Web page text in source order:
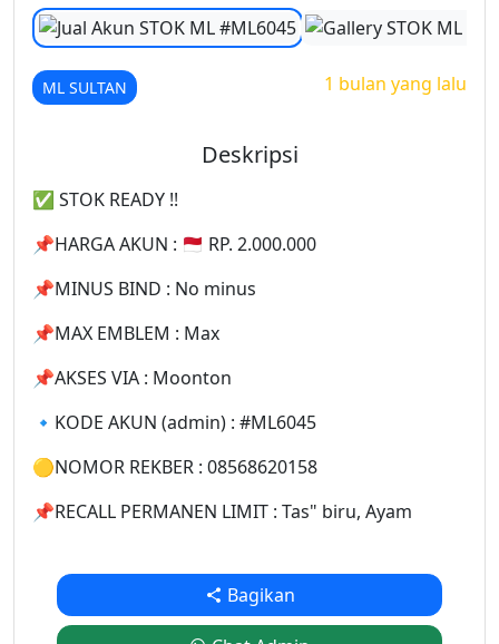
ML SULTAN 1 bulan yang lalu
Deskripsi
✅️ STOK READY !!
📌HARGA AKUN : 🇲🇨 RP. 2.000.000
📌MINUS BIND : No minus
📌MAX EMBLEM : Max
📌AKSES VIA : Moonton
🔹KODE AKUN (admin) : #ML6045
🟡NOMOR REKBER : 08568620158
📌RECALL PERMANEN LIMIT : Tas" biru, Ayam
Bagikan